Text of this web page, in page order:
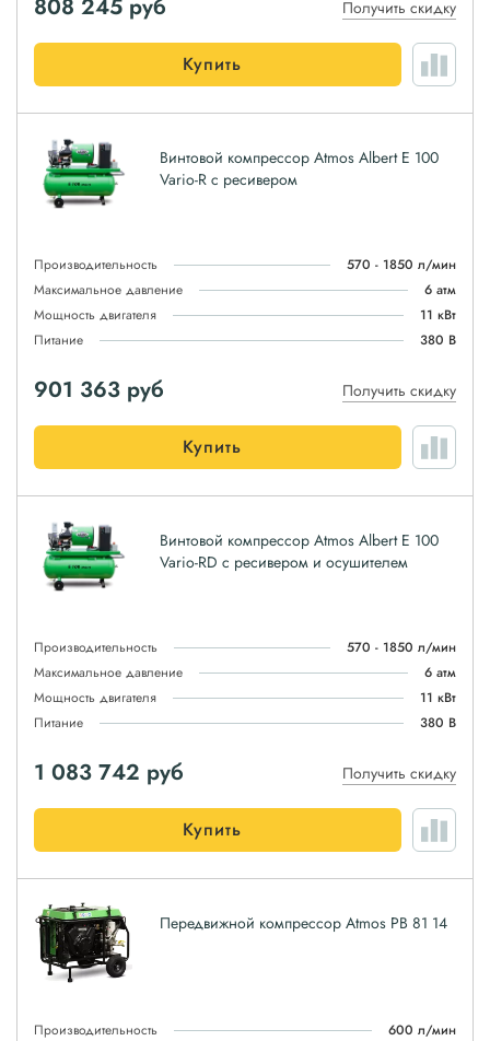
808 245 руб Получить скидку
Купить
Винтовой компрессор Atmos Albert E 100
Vario-R с ресивером
Производительность
570 - 1850 л/мин
Максимальное давление
6 атм
Мощность двигателя
11 кВт
Питание
380 В
901 363 руб Получить скидку
Купить
Винтовой компрессор Atmos Albert E 100
Vario-RD с ресивером и осушителем
Производительность
570 - 1850 л/мин
Максимальное давление
6 атм
Мощность двигателя
11 кВт
Питание
380 В
1 083 742 руб Получить скидку
Купить
Передвижной компрессор Atmos PB 81 14
Производительность
600 л/мин